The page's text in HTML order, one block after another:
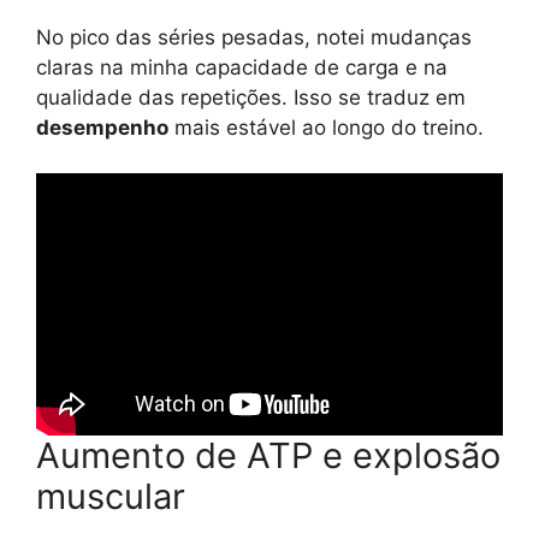
No pico das séries pesadas, notei mudanças
claras na minha capacidade de carga e na
qualidade das repetições. Isso se traduz em
desempenho mais estável ao longo do treino.
Aumento de ATP e explosão
muscular